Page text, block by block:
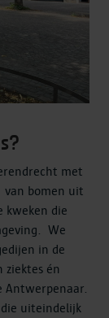
met
van bomen uit
kweken die
We
in de
ziektes én
Antwerpenaar.
uiteindelijk